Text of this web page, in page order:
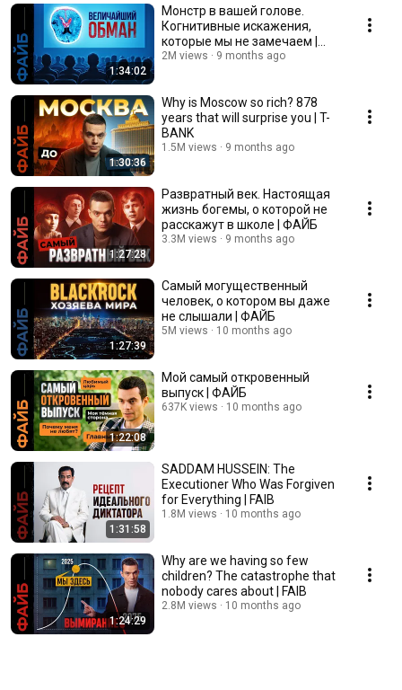
1:34:02
Монстр в вашей голове.
Когнитивные искажения,
которые мы не замечаем |
ФАЙБ
2M views 9 months ago
1:30:36
Why is Moscow so rich? 878
years that will surprise you | T-
BANK
1.5M views 9 months ago
1:27:28
Развратный век. Настоящая
жизнь богемы, о которой не
расскажут в школе | ФАЙБ
3.3M views 9 months ago
1:27:39
Самый могущественный
человек, о котором вы даже
не слышали | ФАЙБ
5M views 10 months ago
1:22:08
Мой самый откровенный
выпуск | ФАЙБ
637K views 10 months ago
1:31:58
SADDAM HUSSEIN: The
Executioner Who Was Forgiven
for Everything | FAIB
1.8M views 10 months ago
1:24:29
Why are we having so few
children? The catastrophe that
nobody cares about | FAIB
2.8M views 10 months ago